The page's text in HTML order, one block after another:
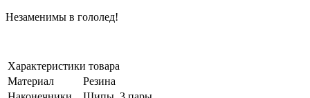
Незаменимы в гололед!
Характеристики товара
Материал
Резина